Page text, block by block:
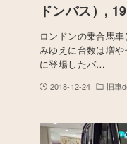
ドンバス）,
ロンドンの乗合馬
みゆえに台数は増
に登場したバ…
2018-12-24 旧車